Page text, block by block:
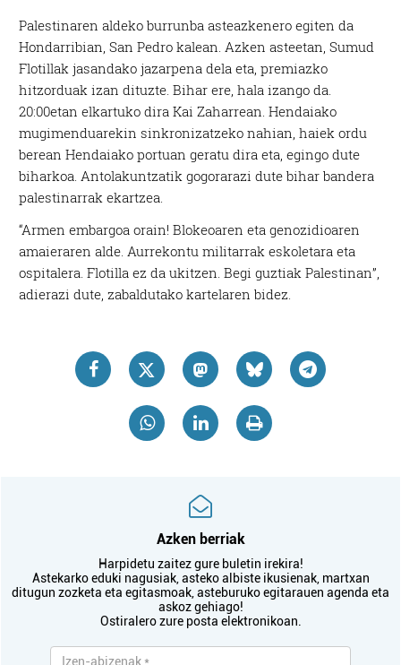
Palestinaren aldeko burrunba asteazkenero egiten da
Hondarribian, San Pedro kalean. Azken asteetan, Sumud
Flotillak jasandako jazarpena dela eta, premiazko
hitzorduak izan dituzte. Bihar ere, hala izango da.
20:00etan elkartuko dira Kai Zaharrean. Hendaiako
mugimenduarekin sinkronizatzeko nahian, haiek ordu
berean Hendaiako portuan geratu dira eta, egingo dute
biharkoa. Antolakuntzatik gogorarazi dute bihar bandera
palestinarrak ekartzea.
“Armen embargoa orain! Blokeoaren eta genozidioaren
amaieraren alde. Aurrekontu militarrak eskoletara eta
ospitalera. Flotilla ez da ukitzen. Begi guztiak Palestinan”,
adierazi dute, zabaldutako kartelaren bidez.
Azken berriak
Harpidetu zaitez gure buletin irekira!
Astekarko eduki nagusiak, asteko albiste ikusienak, martxan
ditugun zozketa eta egitasmoak, asteburuko egitarauen agenda eta
askoz gehiago!
Ostiralero zure posta elektronikoan.